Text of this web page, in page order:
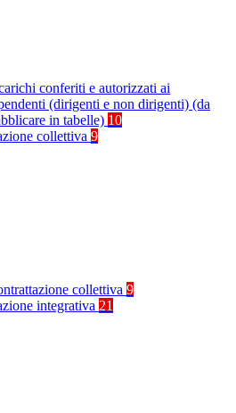
conferiti e autorizzati ai
(dirigenti e non dirigenti) (da
in tabelle) 10
collettiva 9
collettiva 9
integrativa 21